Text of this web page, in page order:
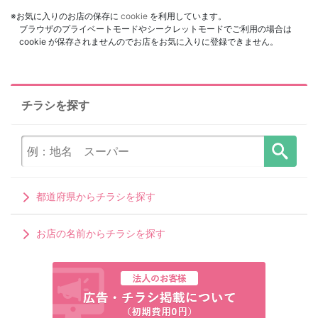
※お気に入りのお店の保存に cookie を利用しています。
ブラウザのプライベートモードやシークレットモードでご利用の場合は
cookie が保存されませんのでお店をお気に入りに登録できません。
チラシを探す
都道府県からチラシを探す
お店の名前からチラシを探す